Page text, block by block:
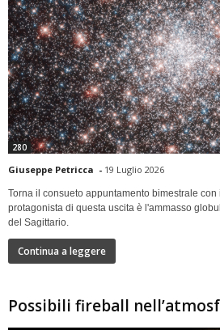
280
Giuseppe Petricca - 19 Luglio 2026
Torna il consueto appuntamento bimestrale
protagonista di questa uscita è l'ammasso
del Sagittario.
Continua a leggere
Possibili fireball